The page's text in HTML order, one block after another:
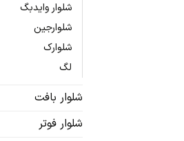
شلوار وایدبگ
شلوارجین
شلوارک
لگ
شلوار بافت
شلوار فوتر